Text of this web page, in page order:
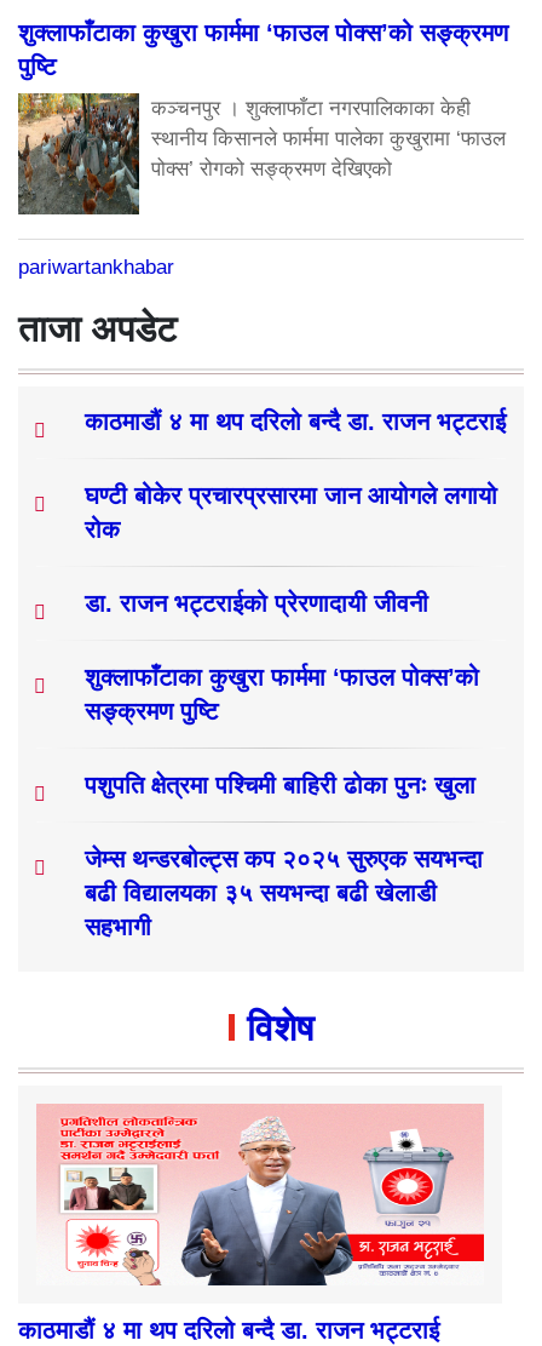
शुक्लाफाँटाका कुखुरा फार्ममा ‘फाउल पोक्स’को सङ्क्रमण
पुष्टि
कञ्चनपुर । शुक्लाफाँटा नगरपालिकाका केही
स्थानीय किसानले फार्ममा पालेका कुखुरामा ‘फाउल
पोक्स’ रोगको सङ्क्रमण देखिएको
pariwartankhabar
ताजा अपडेट
काठमाडौं ४ मा थप दरिलो बन्दै डा. राजन भट्टराई
घण्टी बोकेर प्रचारप्रसारमा जान आयोगले लगायो
रोक
डा. राजन भट्टराईको प्रेरणादायी जीवनी
शुक्लाफाँटाका कुखुरा फार्ममा ‘फाउल पोक्स’को
सङ्क्रमण पुष्टि
पशुपति क्षेत्रमा पश्चिमी बाहिरी ढोका पुनः खुला
जेम्स थन्डरबोल्ट्स कप २०२५ सुरुएक सयभन्दा
बढी विद्यालयका ३५ सयभन्दा बढी खेलाडी
सहभागी
विशेष
काठमाडौं ४ मा थप दरिलो बन्दै डा. राजन भट्टराई